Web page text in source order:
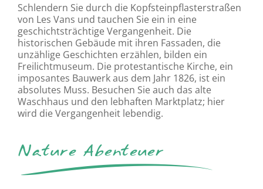
Schlendern Sie durch die Kopfsteinpflasterstraßen
von Les Vans und tauchen Sie ein in eine
geschichtsträchtige Vergangenheit. Die
historischen Gebäude mit ihren Fassaden, die
unzählige Geschichten erzählen, bilden ein
Freilichtmuseum. Die protestantische Kirche, ein
imposantes Bauwerk aus dem Jahr 1826, ist ein
absolutes Muss. Besuchen Sie auch das alte
Waschhaus und den lebhaften Marktplatz; hier
wird die Vergangenheit lebendig.
Nature Abenteuer